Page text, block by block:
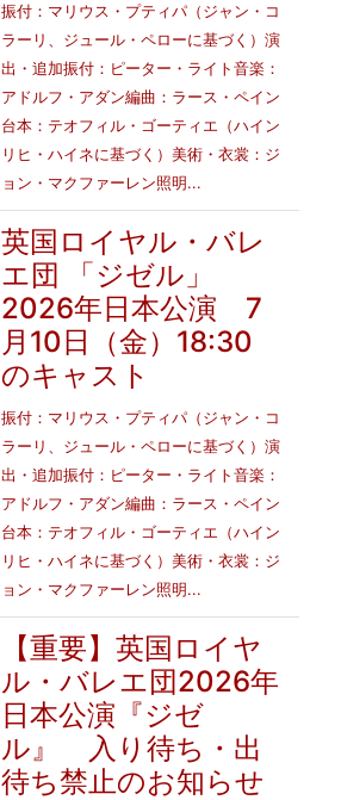
振付：マリウス・プティパ（ジャン・コ
ラーリ、ジュール・ペローに基づく）演
出・追加振付：ピーター・ライト音楽：
アドルフ・アダン編曲：ラース・ペイン
台本：テオフィル・ゴーティエ（ハイン
リヒ・ハイネに基づく）美術・衣裳：ジ
ョン・マクファーレン照明...
英国ロイヤル・バレ
エ団 「ジゼル」
2026年日本公演 7
月10日（金）18:30
のキャスト
振付：マリウス・プティパ（ジャン・コ
ラーリ、ジュール・ペローに基づく）演
出・追加振付：ピーター・ライト音楽：
アドルフ・アダン編曲：ラース・ペイン
台本：テオフィル・ゴーティエ（ハイン
リヒ・ハイネに基づく）美術・衣裳：ジ
ョン・マクファーレン照明...
【重要】英国ロイヤ
ル・バレエ団2026年
日本公演『ジゼ
ル』 入り待ち・出
待ち禁止のお知らせ